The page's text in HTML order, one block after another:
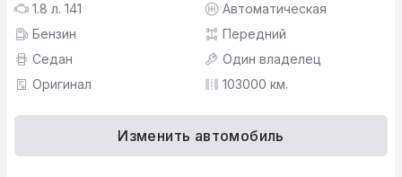
1.8 л. 141
Автоматическая
Бензин
Передний
Седан
Один владелец
Оригинал
103000 км.
Изменить автомобиль